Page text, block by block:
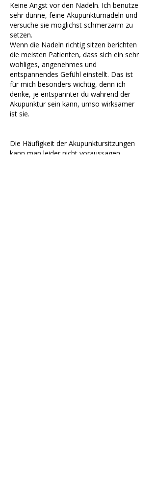
Keine Angst vor den Nadeln. Ich benutze
sehr dünne, feine Akupunkturnadeln und
versuche sie möglichst schmerzarm zu
setzen.
Wenn die Nadeln richtig sitzen berichten
die meisten Patienten, dass sich ein sehr
wohliges, angenehmes und
entspannendes Gefühl einstellt. Das ist
für mich besonders wichtig, denn ich
denke, je entspannter du während der
Akupunktur sein kann, umso wirksamer
ist sie.
Die Häufigkeit der Akupunktursitzungen
kann man leider nicht voraussagen.